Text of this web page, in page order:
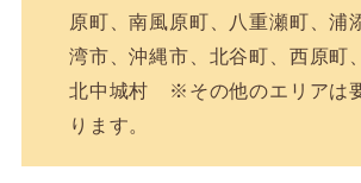
原町、南風原町、八重瀬町、浦
湾市、沖縄市、北谷町、西原町
北中城村 ※その他のエリアは
ります。